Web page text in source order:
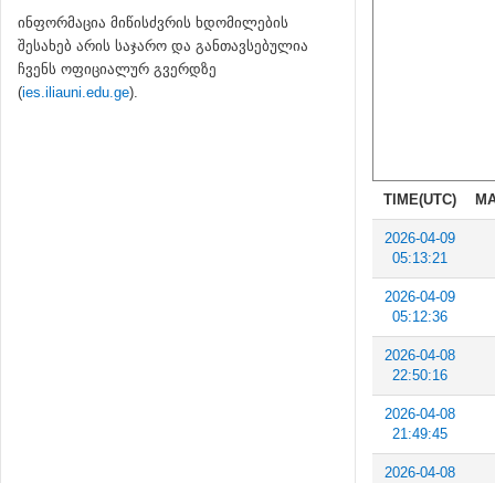
ინფორმაცია მიწისძვრის ხდომილების
შესახებ არის საჯარო და განთავსებულია
ჩვენს ოფიციალურ გვერდზე
(ies.iliauni.edu.ge).
TIME(UTC)
2026-04-09
05:13:21
2026-04-09
05:12:36
2026-04-08
22:50:16
2026-04-08
21:49:45
2026-04-08